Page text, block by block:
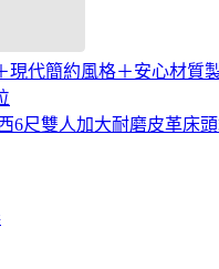
現代簡約風格＋安心材質
6尺雙人加大耐磨皮革床